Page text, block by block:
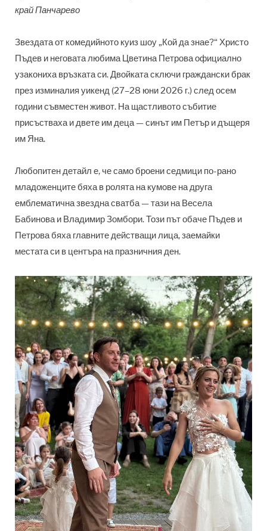
край Панчарево
Звездата от комедийното куиз шоу „Кой да знае?“ Христо
Пъдев и неговата любима Цветина Петрова официално
узакониха връзката си. Двойката сключи граждански брак
през изминалия уикенд (27–28 юни 2026 г.) след осем
години съвместен живот. На щастливото събитие
присъстваха и двете им деца — синът им Петър и дъщеря
им Яна.
Любопитен детайл е, че само броени седмици по-рано
младоженците бяха в ролята на кумове на друга
емблематична звездна сватба — тази на Весела
Бабинова и Владимир Зомбори. Този път обаче Пъдев и
Петрова бяха главните действащи лица, заемайки
местата си в центъра на празничния ден.